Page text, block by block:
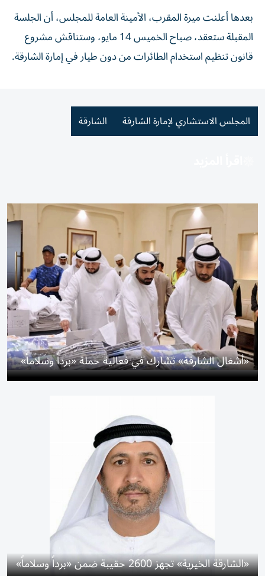
بعدها أعلنت ميرة المقرب، الأمينة العامة للمجلس، أن الجلسة
المقبلة ستعقد، صباح الخميس 14 مايو، وستناقش مشروع
قانون تنظيم استخدام الطائرات من دون طيار في إمارة الشارقة.
المجلس الاستشاري لإمارة الشارقة الشارقة
«أشغال الشارقة» تشارك في فعالية حملة «برداً وسلاماً»
«الشارقة الخيرية» تجهز 2600 حقيبة ضمن «برداً وسلاماً»